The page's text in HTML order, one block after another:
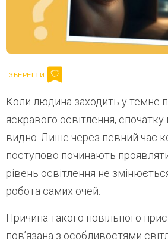
Коли людина заходить у темне
яскравого освітлення,
видно. Лише через певний час
поступово починають
рівень освітлення не
робота самих очей.
Причина такого повільного
пов’язана з особливостями